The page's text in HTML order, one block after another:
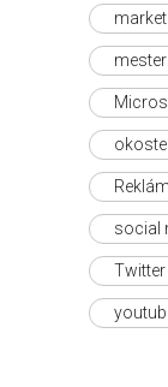
Reklám
social
Twitter